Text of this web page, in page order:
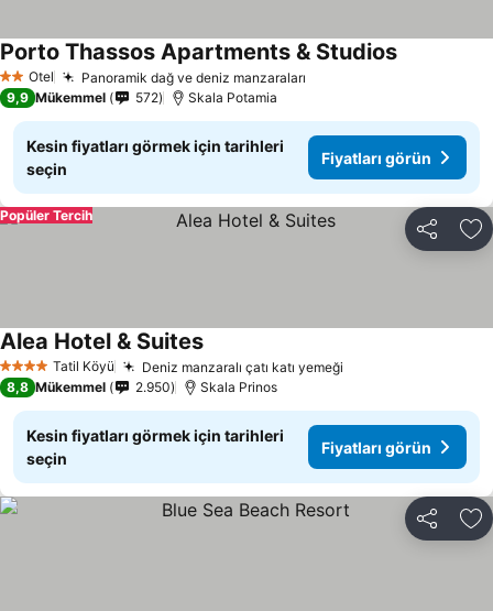
2 Yıldız
Otel Panoramik dağ ve deniz manzaraları
Porto Thassos Apartments & Studios
9,9 Mükemmel 572 Skala Potamia
Kesin fiyatları görmek için tarihleri
seçin
Fiyatları görün
Paylaş
Popüler Tercih
4 Yıldız Tatil Köyü Deniz manzaralı çatı katı yemeği
Alea Hotel & Suites
8,8 Mükemmel 2.950 Skala Prinos
Kesin fiyatları görmek için tarihleri
seçin
Fiyatları görün
Paylaş